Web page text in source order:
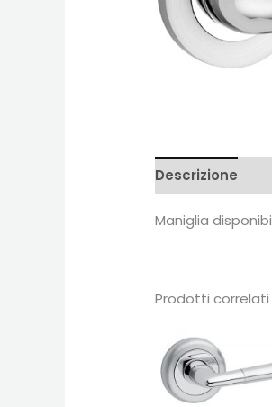
Descrizione
Maniglia
Prodotti correlati